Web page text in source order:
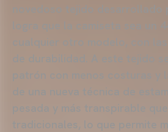
novedoso tejido desarrollado
logra que la camiseta sea un
cualquier otro modelo, con
de durabilidad. A este tejido
patrón con menos costuras y
de una nueva técnica de
pesada y más transpirable
tradicionales, lo que permite